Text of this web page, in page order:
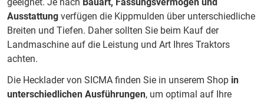
geeignet. Je nach Bauart, Fassungsvermögen und
Ausstattung verfügen die Kippmulden über unterschiedliche
Breiten und Tiefen. Daher sollten Sie beim Kauf der
Landmaschine auf die Leistung und Art Ihres Traktors
achten.
Die Hecklader von SICMA finden Sie in unserem Shop in
unterschiedlichen Ausführungen, um optimal auf Ihre